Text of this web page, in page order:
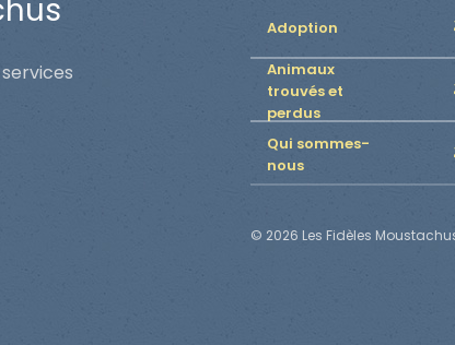
Adoption
Animaux
trouvés et
perdus
Qui sommes-
nous
© 2026 Les Fidèles